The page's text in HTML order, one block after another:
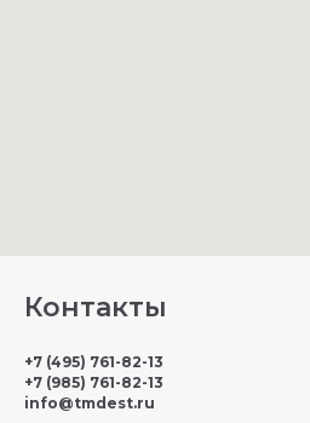
Контакты
+7 (495) 761-82-13
+7 (985) 761-82-13
info@tmdest.ru
Онлайн — отвечу за секунды